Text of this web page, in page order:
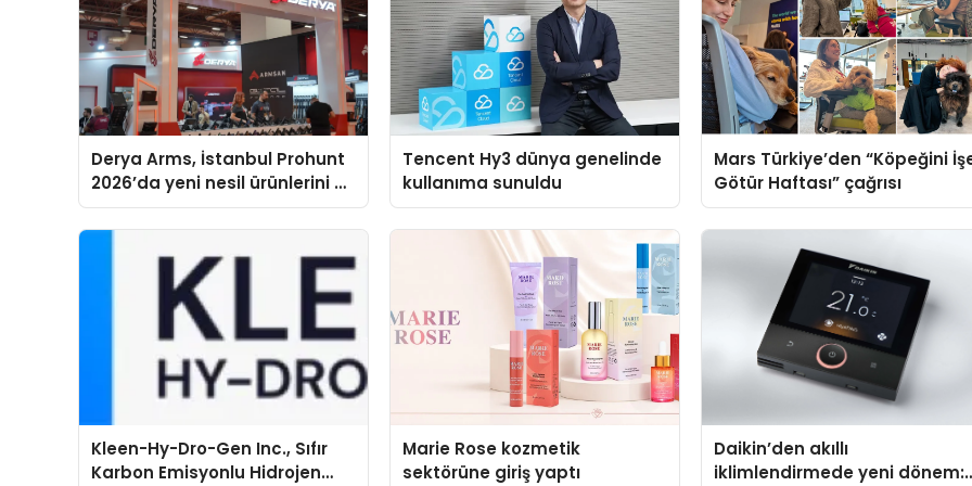
Derya Arms, İstanbul Prohunt
2026’da yeni nesil ürünlerini ve
global marka vizyonunu
sergiledi
Tencent Hy3 dünya genelinde
kullanıma sunuldu
Mars Türkiye’den “Köpeğini
Götür Haftası” çağrısı
Kleen-Hy-Dro-Gen Inc., Sıfır
Karbon Emisyonlu Hidrojen
Marie Rose kozmetik
sektörüne giriş yaptı
Daikin’den akıllı
iklimlendirmede yeni dönem: